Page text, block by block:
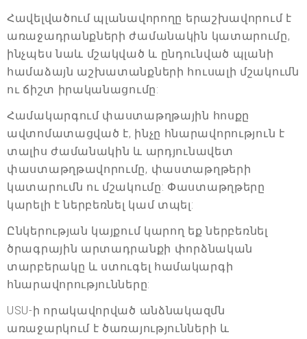
Հավելվածում պլանավորողը երաշխավորում է
առաջադրանքների ժամանակին կատարումը,
ինչպես նաև մշակված և ընդունված պլանի
համաձայն աշխատանքների հուսալի մշակումն
ու ճիշտ իրականացումը:
Համակարգում փաստաթղթային հոսքը
ավտոմատացված է, ինչը հնարավորություն է
տալիս ժամանակին և արդյունավետ
փաստաթղթավորումը, փաստաթղթերի
կատարումն ու մշակումը: Փաստաթղթերը
կարելի է ներբեռնել կամ տպել:
Ընկերության կայքում կարող եք ներբեռնել
ծրագրային արտադրանքի փորձնական
տարբերակը և ստուգել համակարգի
հնարավորությունները:
USU-ի որակավորված անձնակազմն
առաջարկում է ծառայությունների և